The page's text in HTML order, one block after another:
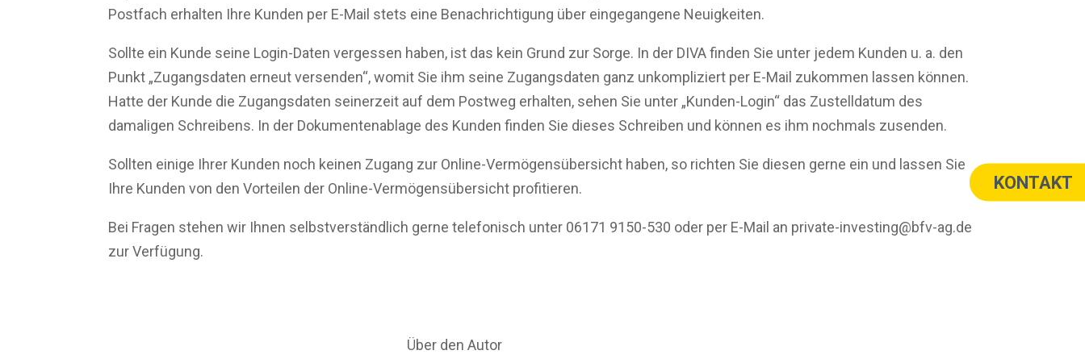
Postfach erhalten Ihre Kunden per E-Mail stets eine Benachrichtigung über eingegangene Neuigkeiten.
Sollte ein Kunde seine Login-Daten vergessen haben, ist das kein Grund zur Sorge. In der DIVA finden Sie unter jedem Kunden u. a. den
Punkt „Zugangsdaten erneut versenden“, womit Sie ihm seine Zugangsdaten ganz unkompliziert per E-Mail zukommen lassen können.
Hatte der Kunde die Zugangsdaten seinerzeit auf dem Postweg erhalten, sehen Sie unter „Kunden-Login“ das Zustelldatum des
damaligen Schreibens. In der Dokumentenablage des Kunden finden Sie dieses Schreiben und können es ihm nochmals zusenden.
Sollten einige Ihrer Kunden noch keinen Zugang zur Online-Vermögensübersicht haben, so richten Sie diesen gerne ein und lassen Sie
Ihre Kunden von den Vorteilen der Online-Vermögensübersicht profitieren.
Bei Fragen stehen wir Ihnen selbstverständlich gerne telefonisch unter 06171 9150-530 oder per E-Mail an private-investing@bfv-ag.de
zur Verfügung.
Über den Autor
KONTAKT